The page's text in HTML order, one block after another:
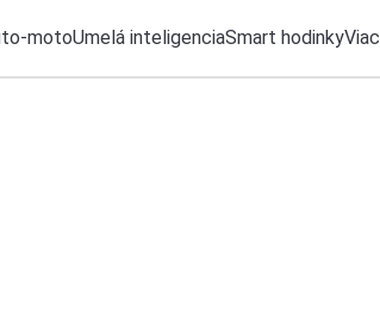
motoUmelá inteligenciaSmart hodinkyViac